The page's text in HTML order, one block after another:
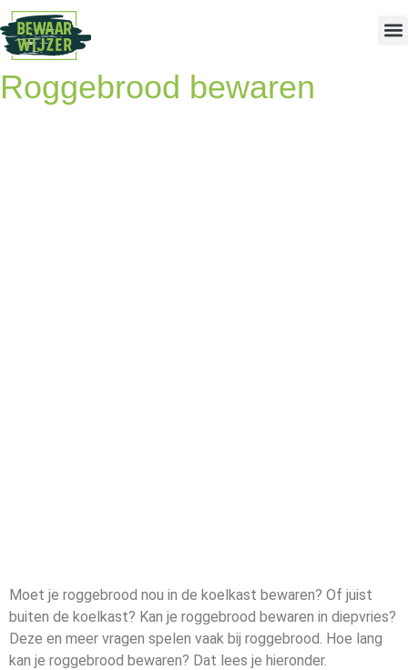
Roggebrood bewaren
Moet je roggebrood nou in de koelkast bewaren? Of juist
buiten de koelkast? Kan je roggebrood bewaren in diepvries?
Deze en meer vragen spelen vaak bij roggebrood. Hoe lang
kan je roggebrood bewaren? Dat lees je hieronder.